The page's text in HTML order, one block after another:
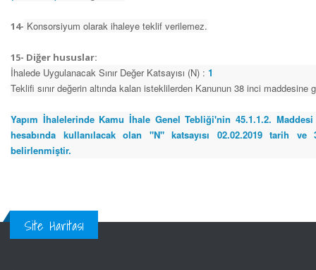
14- Konsorsiyum olarak ihaleye teklif verilemez.
15- Diğer hususlar:
İhalede Uygulanacak Sınır Değer Katsayısı (N) : 1
Teklifi sınır değerin altında kalan isteklilerden Kanunun 38 inci maddesine
Yapım İhalelerinde Kamu İhale Genel Tebliği'nin 45.1.1.2.
hesabında kullanılacak olan "N" katsayısı 02.02.2019 tarih
belirlenmiştir.
Site Haritası